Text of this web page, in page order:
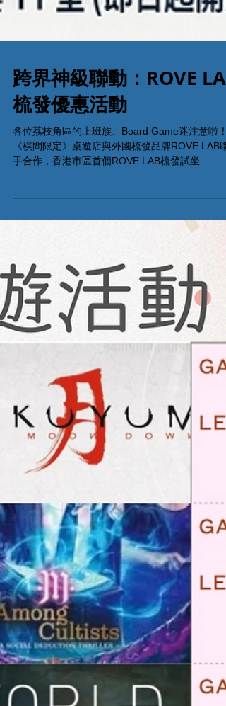
跨界神級聯動：ROVE LAB
梳發優惠活動
各位荔枝角區的上班族、Board Game迷注意啦！
手合作，香港市區首個ROVE LAB梳發試坐
時間內落嚟我哋嘅荔枝角門市，就可以親身體驗、
企？我哋幫你爭取埋福利！ 只要喺ROVE LAB網店
選購相關產品，結帳時輸入優惠碼，即可享額外
5%OFF優惠！ 🎟️ 專屬優惠碼：參與免費門市試坐
體驗獲取 🌐 購買網址：https://rovelab.hk/ 📍 試坐
點：棋間限定桌遊店門市 Global Gateway Tower
16樓11室 (荔枝角MTR Exit B) ⏰ 試坐時間：
1:00PM - 7:00PM (星期一休息) 一邊舒舒服服坐好
梳發，一邊開局玩Board Game，簡直係人生一大
受。即刻Tag你身邊朋友，一齊上嚟試坐啦！
#ALLOnBoardHK #ROVELAB #跨界聯動 #桌遊
荔枝角門市 #梳發試坐 #網店優